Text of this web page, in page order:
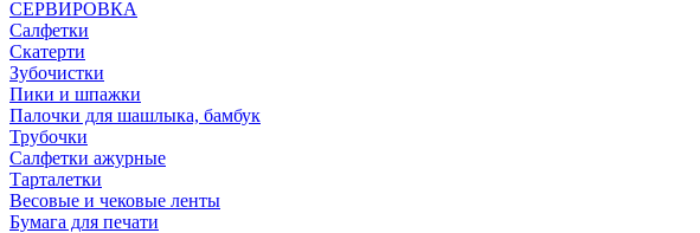
СЕРВИРОВКА
Салфетки
Скатерти
Зубочистки
Пики и шпажки
Палочки для шашлыка, бамбук
Трубочки
Салфетки ажурные
Тарталетки
Весовые и чековые ленты
Бумага для печати